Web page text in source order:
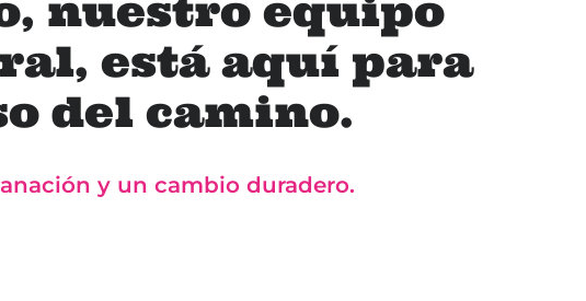
nuestro equipo
está aquí para
del camino.
y un cambio duradero.